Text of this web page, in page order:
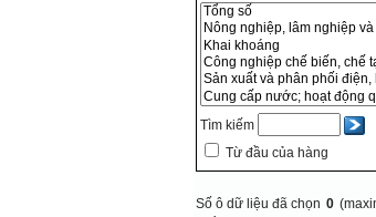
Tìm kiếm
Từ đầu của hàng
Số ô dữ liệu đã chọn 0